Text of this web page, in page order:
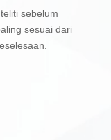
sebelum
sesuai dari